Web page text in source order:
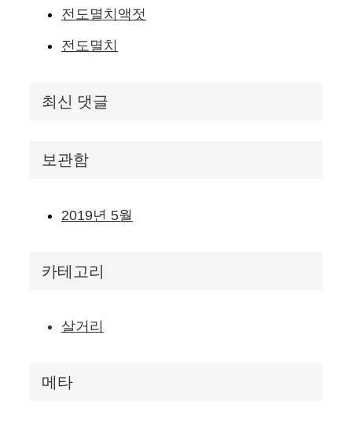
전도멸치액젓
전도멸치
최신 댓글
보관함
2019년 5월
카테고리
살거리
메타